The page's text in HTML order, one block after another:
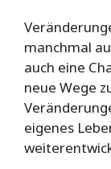
manchmal
auch eine
neue Wege
eigenes